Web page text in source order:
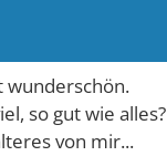
wunderschön.
so gut wie alles?
von mir...